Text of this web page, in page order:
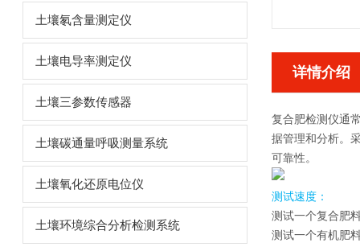
土壤氡含量测定仪
土壤电导率测定仪
土壤三参数传感器
土壤碳通量呼吸测量系统
土壤氧化还原电位仪
土壤环境综合分析检测系统
详情介绍
复合肥检测仪通
据管理和分析。
可靠性。
测试速度：
测试一个复合肥
测试一个有机肥